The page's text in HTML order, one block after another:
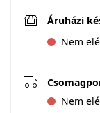
Áruházi
Nem
Nem